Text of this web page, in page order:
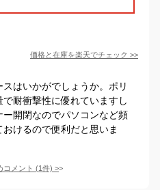
価格と在庫を楽天でチェック >>
はいかがでしょうか。ポリ
耐衝撃性に優れていますし
開閉なのでパソコンなど頻
けるので便利だと思いま
コメント (1件) >